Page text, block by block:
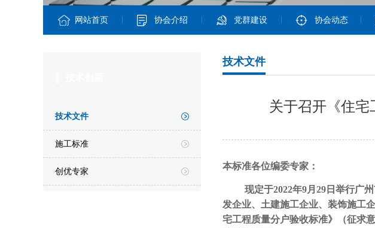
网站首页 协会介绍 党群建设 协会动态
技术文件
施工标准
创优专家
技术文件
关于召开《住
本标准各位编委专家：
现定于2022年9月29 日举行广
发企业、土建施工企业、装饰施工
宅工程质量分户验收标准》（征求